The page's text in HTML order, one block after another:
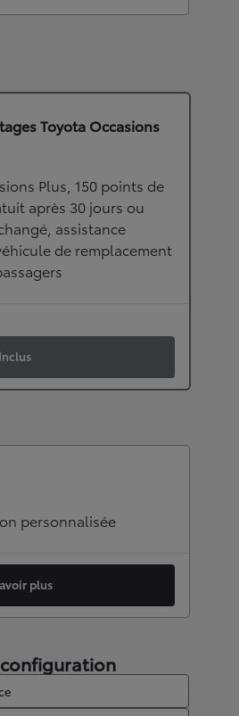
Toyota Occasions
Plus, 150 points de
après 30 jours ou
assistance
de remplacement
Inclus
personnalisée
plus